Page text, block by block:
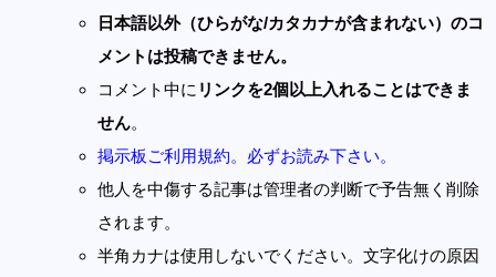
日本語以外（ひらがな/カタカナが含まれない）のコ
メントは投稿できません。
コメント中に リンクを2個以上入れることはできま
せん。
掲示板ご利用規約。必ずお読み下さい。
他人を中傷する記事は管理者の判断で予告無く削除
されます。
半角カナは使用しないでください。文字化けの原因